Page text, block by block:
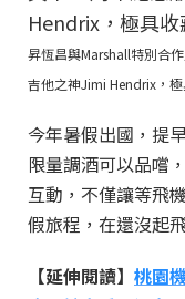
昇恆昌與Marshall特別合
吉他之神Jimi Hendrix，
今年暑假出國，提
限量調酒可以品嚐
互動，不僅讓等飛
假旅程，在還沒起
【延伸閱讀】 桃園